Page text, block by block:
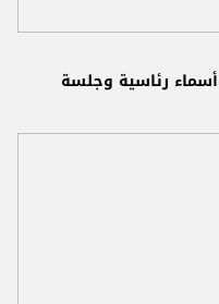
رئاسية وجلسة